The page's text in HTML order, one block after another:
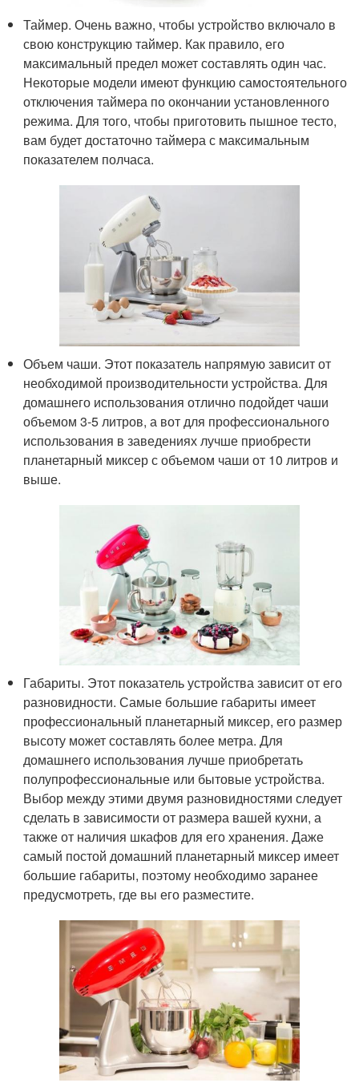
Таймер. Очень важно, чтобы устройство включало в
свою конструкцию таймер. Как правило, его
максимальный предел может составлять один час.
Некоторые модели имеют функцию самостоятельного
отключения таймера по окончании установленного
режима. Для того, чтобы приготовить пышное тесто,
вам будет достаточно таймера с максимальным
показателем полчаса.
Объем чаши. Этот показатель напрямую зависит от
необходимой производительности устройства. Для
домашнего использования отлично подойдет чаши
объемом 3-5 литров, а вот для профессионального
использования в заведениях лучше приобрести
планетарный миксер с объемом чаши от 10 литров и
выше.
Габариты. Этот показатель устройства зависит от его
разновидности. Самые большие габариты имеет
профессиональный планетарный миксер, его размер
высоту может составлять более метра. Для
домашнего использования лучше приобретать
полупрофессиональные или бытовые устройства.
Выбор между этими двумя разновидностями следует
сделать в зависимости от размера вашей кухни, а
также от наличия шкафов для его хранения. Даже
самый постой домашний планетарный миксер имеет
большие габариты, поэтому необходимо заранее
предусмотреть, где вы его разместите.